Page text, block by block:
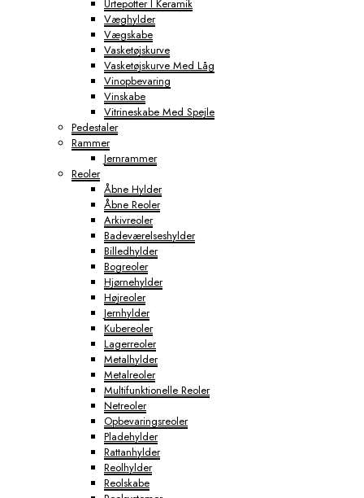
Urtepotter I Keramik
Væghylder
Vægskabe
Vasketøjskurve
Vasketøjskurve Med Låg
Vinopbevaring
Vinskabe
Vitrineskabe Med Spejle
Pedestaler
Rammer
Jernrammer
Reoler
Åbne Hylder
Åbne Reoler
Arkivreoler
Badeværelseshylder
Billedhylder
Bogreoler
Hjørnehylder
Højreoler
Jernhylder
Kubereoler
Lagerreoler
Metalhylder
Metalreoler
Multifunktionelle Reoler
Netreoler
Opbevaringsreoler
Pladehylder
Rattanhylder
Reolhylder
Reolskabe